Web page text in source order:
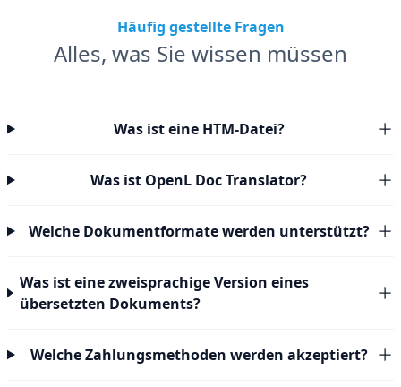
Häufig gestellte Fragen
Alles, was Sie wissen müssen
Was ist eine HTM-Datei?
Was ist OpenL Doc Translator?
Welche Dokumentformate werden unterstützt?
Was ist eine zweisprachige Version eines
übersetzten Dokuments?
Welche Zahlungsmethoden werden akzeptiert?